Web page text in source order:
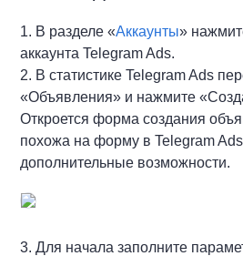
1. В разделе «Аккаунты»
аккаунта Telegram Ads.
2. В статистике Telegram Ads
«Объявления» и нажмите
Откроется форма создания
похожа на форму в Telegram
дополнительные возможности.
3. Для начала заполните